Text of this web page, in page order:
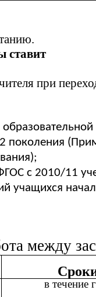
ставит
при
с 2010/11
учащихся
между
в течение